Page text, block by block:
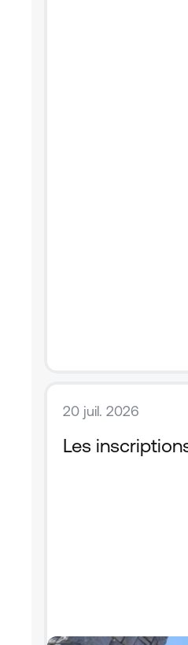
20 juil. 2026
Les